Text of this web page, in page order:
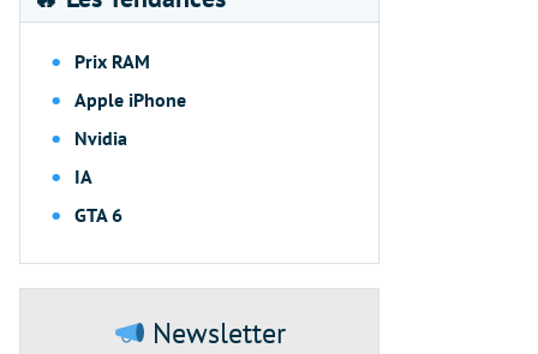
Prix RAM
Apple iPhone
Nvidia
IA
GTA 6
Newsletter